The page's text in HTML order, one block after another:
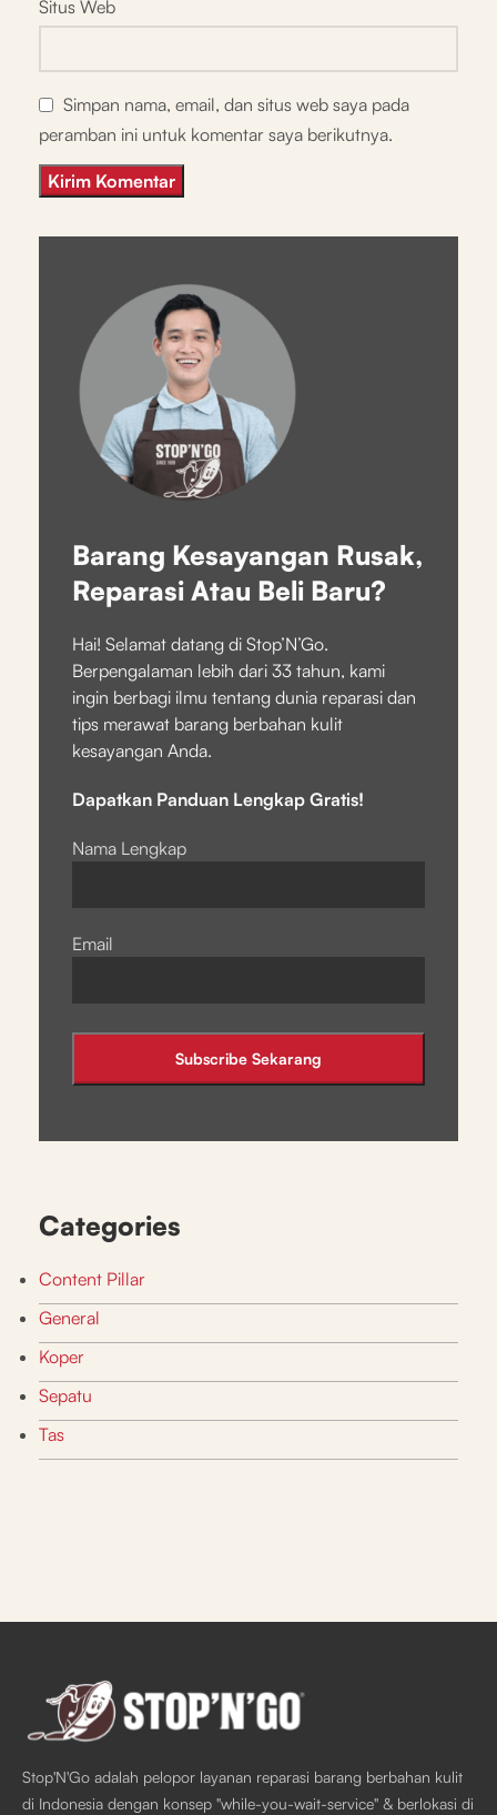
Situs Web
Simpan nama, email, dan situs web saya pada
peramban ini untuk komentar saya berikutnya.
Barang Kesayangan Rusak,
Reparasi Atau Beli Baru?
Hai! Selamat datang di Stop’N’Go.
Berpengalaman lebih dari 33 tahun, kami
ingin berbagi ilmu tentang dunia reparasi dan
tips merawat barang berbahan kulit
kesayangan Anda.
Dapatkan Panduan Lengkap Gratis!
Nama Lengkap
Email
Categories
Content Pillar
General
Koper
Sepatu
Tas
Stop'N'Go adalah pelopor layanan reparasi barang berbahan kulit
di Indonesia dengan konsep "while-you-wait-service" & berlokasi di